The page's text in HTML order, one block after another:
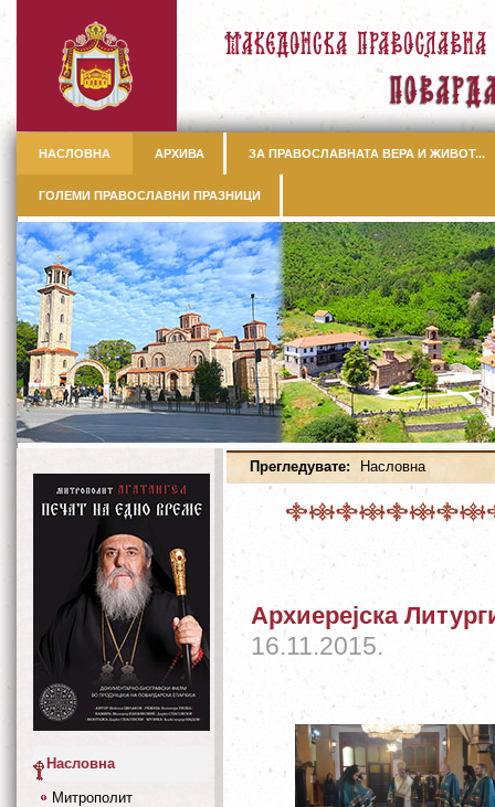
НАСЛОВНА АРХИВА ЗА ПРАВОСЛАВНАТА ВЕРА И ЖИВОТ...
ГОЛЕМИ ПРАВОСЛАВНИ ПРАЗНИЦИ
Прегледувате: Насловна
Архиерејска
16.11.2015.
Насловна
Митрополит